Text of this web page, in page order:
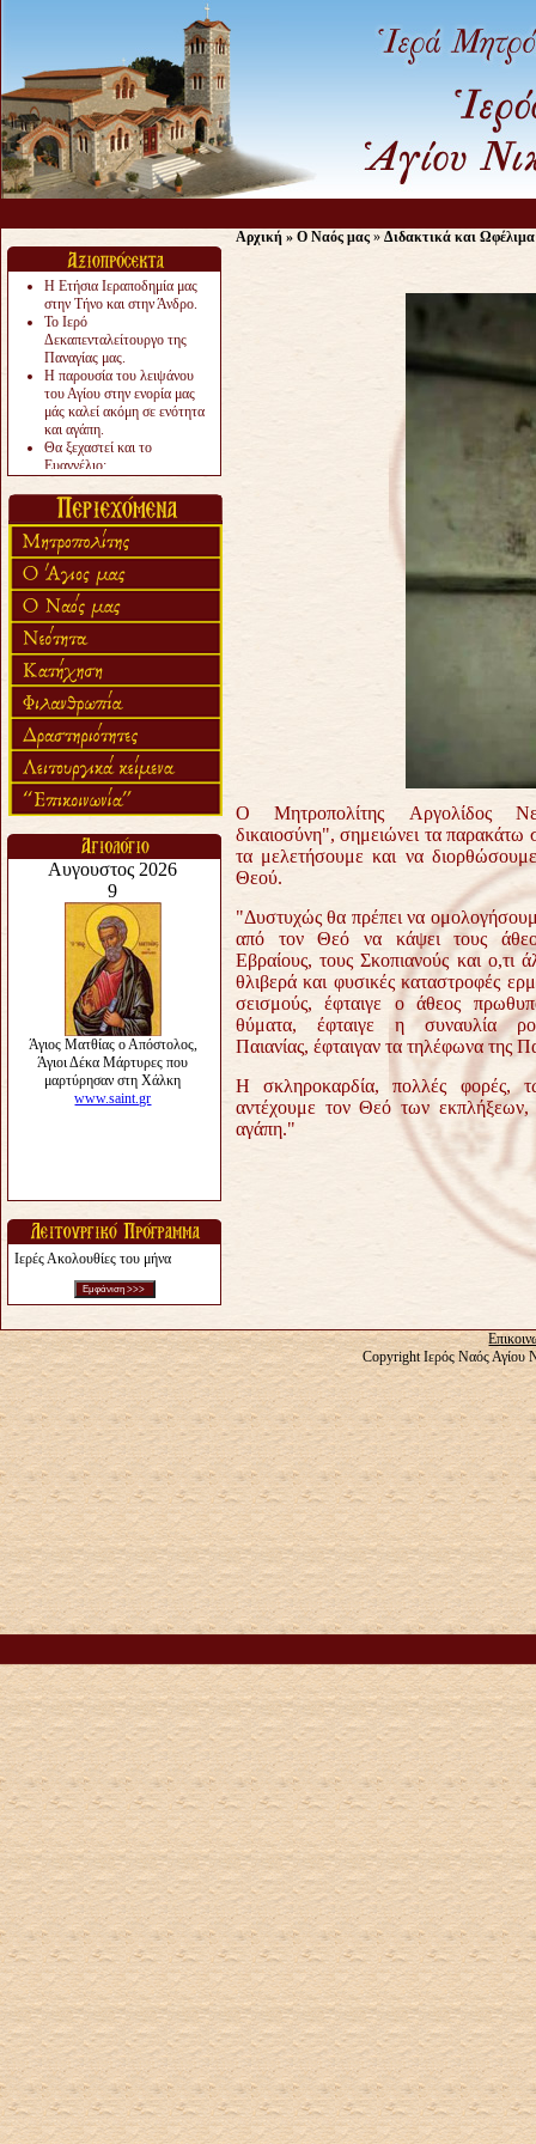
Η Ετήσια Ιεραποδημία μας
στην Τήνο και στην Άνδρο.
Το Ιερό
Δεκαπενταλείτουργο της
Παναγίας μας.
Η παρουσία του λειψάνου
του Αγίου στην ενορία μας
μάς καλεί ακόμη σε ενότητα
και αγάπη.
Θα ξεχαστεί και το
Ευαγγέλιο;
«πολύ αργά».
Ζητείται....
Ιερές Ακολουθίες του μήνα
Αρχική » Ο Ναός μας » Διδακτικά και Ωφέλιμα
Ο Μητροπολίτης Αργολίδος
δικαιοσύνη", σημειώνει τα παρακάτω
τα μελετήσουμε και να
Θεού.
"Δυστυχώς θα πρέπει να
από τον Θεό να κάψει τους
Εβραίους, τους Σκοπιανούς και ο,τι
θλιβερά και φυσικές καταστροφές
σεισμούς, έφταιγε ο άθεος
θύματα, έφταιγε η συναυλία
Παιανίας, έφταιγαν τα τηλέφωνα της
Η σκληροκαρδία, πολλές φορές,
αντέχουμε τον Θεό των εκπλήξεων,
αγάπη."
Copyright Ιερός Ναός Αγίου